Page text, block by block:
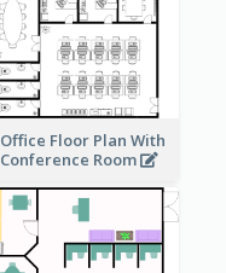
Office Floor Plan With
Conference Room